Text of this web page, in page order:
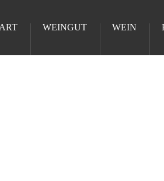
WEINGUT WEIN